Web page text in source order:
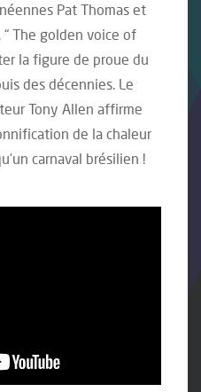
Pat Thomas et
“ The golden voice of
la figure de proue du
des décennies. Le
Tony Allen affirme
de la chaleur
carnaval brésilien !